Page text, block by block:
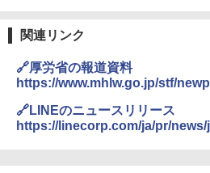
関連リンク
🔗厚労省の報道資料
https://www.mhlw.go.jp/stf/
🔗LINEのニュースリリース
https://linecorp.com/ja/pr/news/